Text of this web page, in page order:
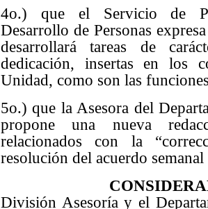
4o.) que el Servicio de
Desarrollo de Personas
desarrollará tareas de
dedicación, insertas en los
Unidad, como son las
5o.) que la Asesora del
propone una nueva
relacionados con la
resolución del acuerdo
División Asesoría y el